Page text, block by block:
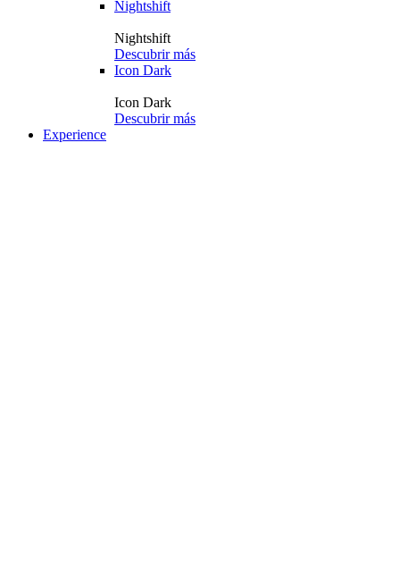
Nightshift
Nightshift
Descubrir más
Icon Dark
Icon Dark
Descubrir más
Experience